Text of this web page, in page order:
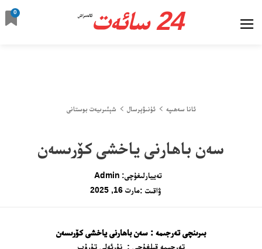
24 سائەت ئالدىراش
0
ئانا سەھىپە ئۇنىۋېرسال شېئىرىيەت بوستانى
سەن باھارنى ياخشى كۆرىسەن
تەييارلىغۇچى: Admin
ۋاقىت :مارت 16, 2025
بىرىنچى تەرجىمە : سەن باھارنى ياخشى كۆرىسەن
تەرجىمە قىلغۇچى : نۇرئەلى تۇرۇپ